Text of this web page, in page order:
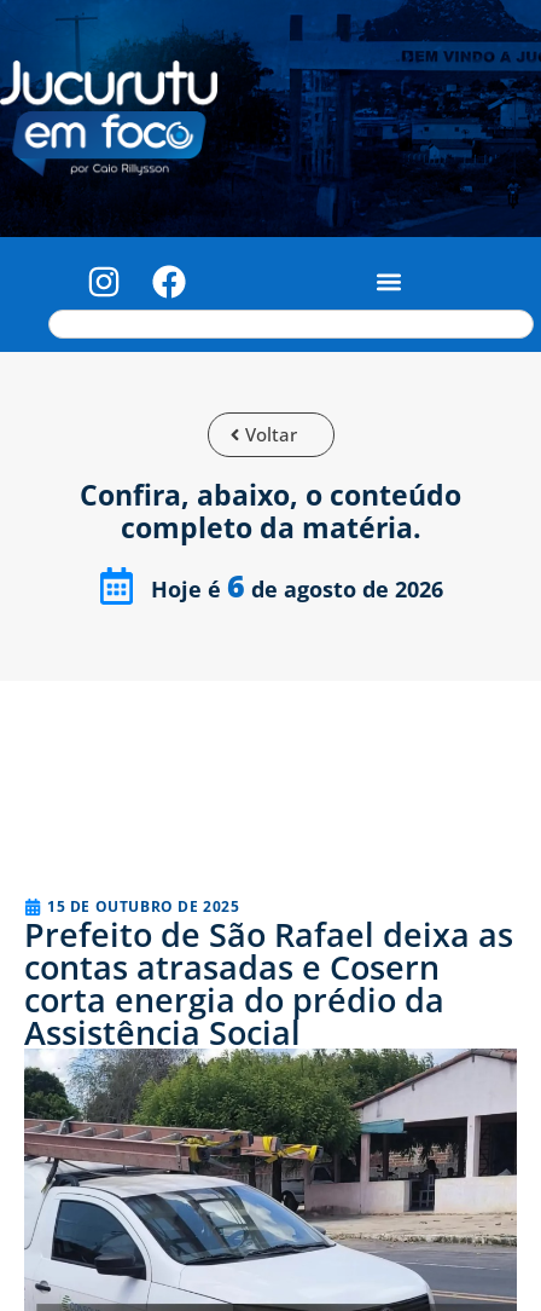
Voltar
Confira, abaixo, o conteúdo
completo da matéria.
Hoje é 6 de agosto de 2026
15 DE OUTUBRO DE 2025
Prefeito de São Rafael deixa as
contas atrasadas e Cosern
corta energia do prédio da
Assistência Social